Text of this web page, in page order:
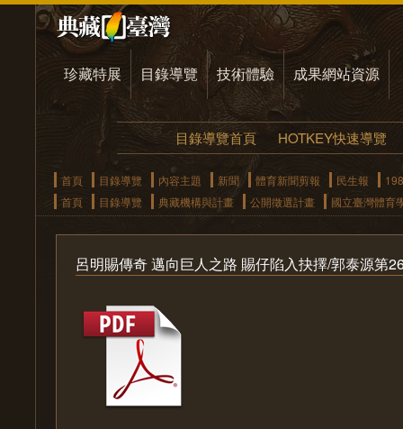
珍藏特展 目錄導覽 技術體驗 成果網站資源
目錄導覽首頁 HOTKEY快速導覽
首頁 目錄導覽 內容主題 新聞 體育新聞剪報 民生報
首頁
目錄導覽 典藏機構與計畫 公開徵選計畫 國立臺灣體育
呂明賜傳奇 邁向巨人之路 賜仔陷入抉擇/郭泰源第